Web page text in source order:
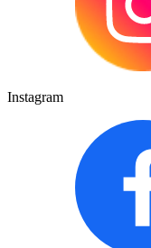
Instagram